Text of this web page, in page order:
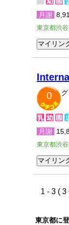
月謝
東京都渋
0
月謝
東京都渋
1 - 3 ( 3
東京都に